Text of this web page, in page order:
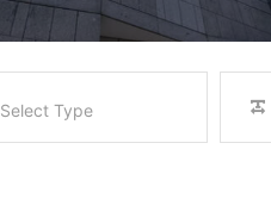
Select Type